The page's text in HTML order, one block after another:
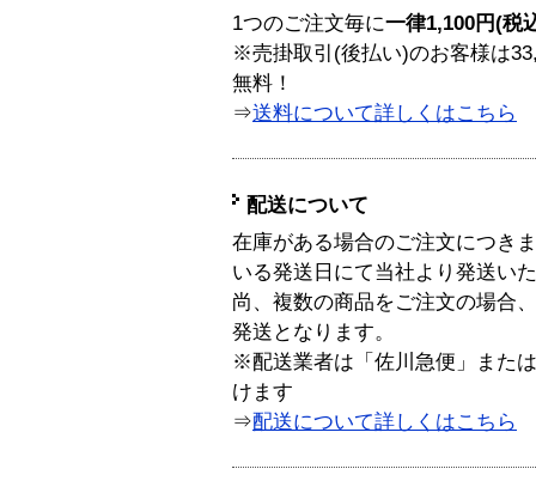
1つのご注文毎に一律1,100円(税
※売掛取引(後払い)のお客様は
無料！
⇒送料について詳しくはこちら
配送について
在庫がある場合のご注文につき
いる発送日にて当社より発送い
尚、複数の商品をご注文の場合
発送となります。
※配送業者は「佐川急便」また
けます
⇒配送について詳しくはこちら